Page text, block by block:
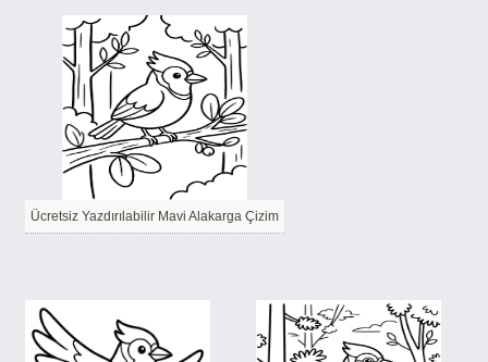
Ücretsiz Yazdırılabilir Mavi Alakarga Çizim